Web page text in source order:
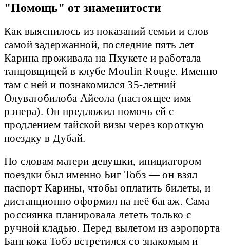
"Помощь" от знаменитости
Как выяснилось из показаний семьи и слов
самой задержанной, последние пять лет
Карина проживала на Пхукете и работала
танцовщицей в клубе Moulin Rouge. Именно
там с ней и познакомился 35-летний
Олуватобилоба Айеола (настоящее имя
рэпера). Он предложил помочь ей с
продлением тайской визы через короткую
поездку в Дубай.
По словам матери девушки, инициатором
поездки был именно Биг Тобз — он взял
паспорт Карины, чтобы оплатить билеты, и
дистанционно оформил на неё багаж. Сама
россиянка планировала лететь только с
ручной кладью. Перед вылетом из аэропорта
Бангкока Тобз встретился со знакомым и